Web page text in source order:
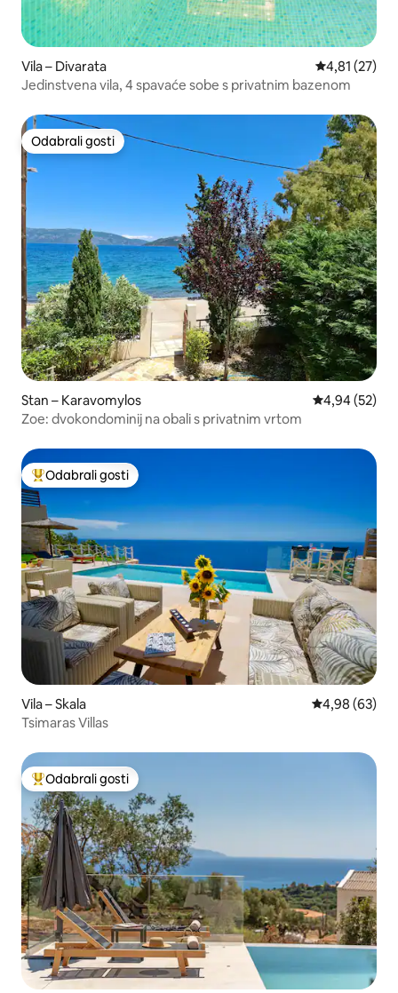
Vila – Divarata Prosječna
4,81 (27)
Jedinstvena vila, 4 spavaće sobe s privatnim bazenom
Odabrali gosti
Odabrali gosti
Stan – Karavomylos Prosječna
4,94 (52)
Zoe: dvokondominij na obali s privatnim vrtom
Među najviše rangiranima s oznakom „Odabrali gosti”
Odabrali gosti
Vila – Skala Prosječna
4,98 (63)
Tsimaras Villas
Među najviše rangiranima s oznakom „Odabrali gosti”
Odabrali gosti